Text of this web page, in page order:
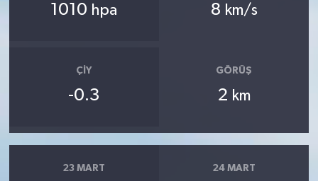
1010 hpa 8 km/s
ÇIY
-0.3
GÖRÜŞ
2 km
23 MART 24 MART